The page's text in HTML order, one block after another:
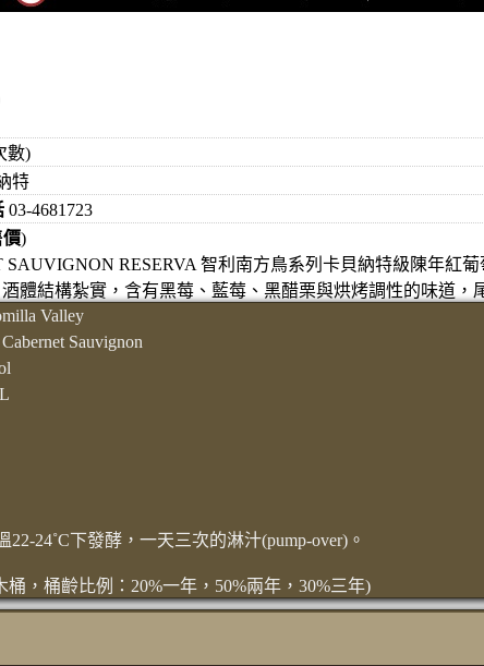
數)
特
03-4681723
價)
SAUVIGNON RESERVA 智利南方鳥系列卡貝納特級陳年紅
體結構紮實，含有黑莓、藍莓、黑醋栗與烘烤調性的味道，
Valley
Sauvignon
24˚C下發酵，一天三次的淋汁(pump-over)。
桶，桶齡比例：20%一年，50%兩年，30%三年)